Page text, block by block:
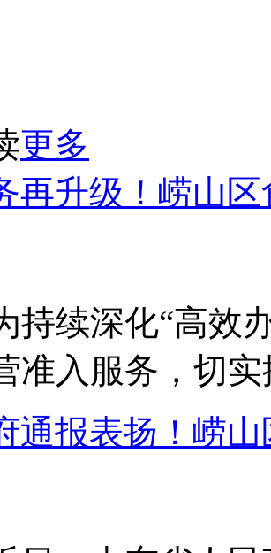
更多
再升级！崂山
续深化“高效办
准入服务，切
通报表扬！崂